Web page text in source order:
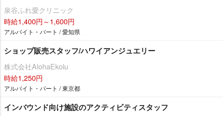
泉谷ふれ愛クリニック
時給1,400円～1,600円
アルバイト・パート / 愛知県
ショップ販売スタッフ/ハワイアンジュエリー
株式会社AlohaEkolu
時給1,250円
アルバイト・パート / 東京都
インバウンド向け施設のアクティビティスタッフ